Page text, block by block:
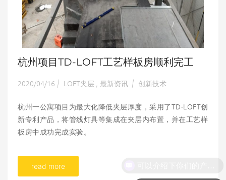
杭州项目TD-LOFT工艺样板房顺利完工
2020/04/16 | LOFT夹层 , 最新资讯 | 创新技术
杭州一公寓项目为最大化降低夹层厚度，采用了TD-LOFT创
新专利产品，将管线灯具等集成在夹层内布置，并在工艺样
板房中成功完成实验。
read more